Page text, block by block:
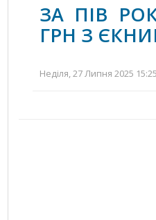
ЗА ПІВ
ГРН З
Неділя, 27 Липня 2025